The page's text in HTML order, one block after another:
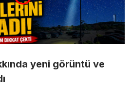
yeni görüntü ve